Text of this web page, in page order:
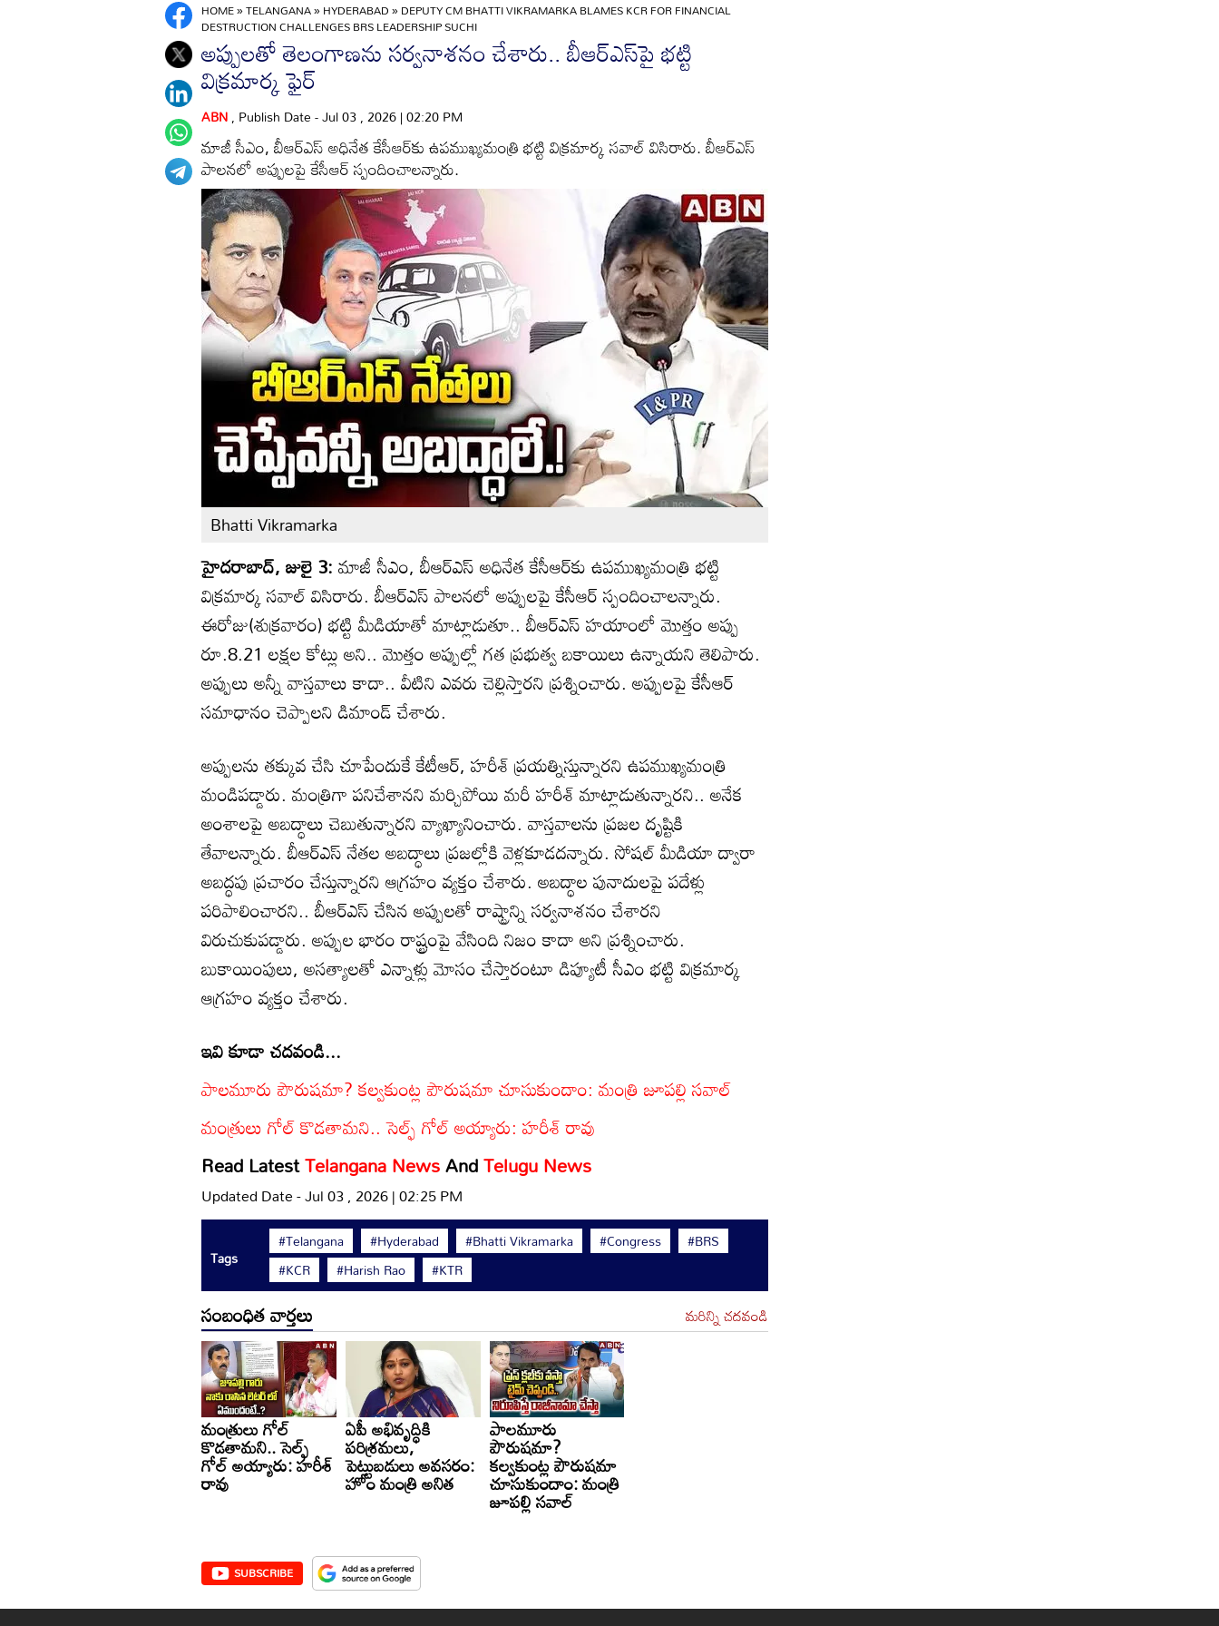
HOME»TELANGANA»HYDERABAD»DEPUTY CM BHATTI VIKRAMARKA BLAMES KCR FOR FINANCIAL
DESTRUCTION CHALLENGES BRS LEADERSHIP SUCHI
అప్పులతో తెలంగాణను సర్వనాశనం చేశారు.. బీఆర్‌ఎస్‌పై భట్టి
విక్రమార్క ఫైర్
ABN, Publish Date - Jul 03 , 2026 | 02:20 PM
మాజీ సీఎం, బీఆర్‌ఎస్ అధినేత కేసీఆర్‌కు ఉపముఖ్యమంత్రి భట్టి విక్రమార్క సవాల్ విసిరారు. బీఆర్‌ఎస్
పాలనలో అప్పులపై కేసీఆర్ స్పందించాలన్నారు.
Bhatti Vikramarka
హైదరాబాద్, జులై 3:మాజీ సీఎం, బీఆర్‌ఎస్ అధినేత కేసీఆర్‌కు ఉపముఖ్యమంత్రి భట్టి
విక్రమార్క సవాల్ విసిరారు. బీఆర్‌ఎస్ పాలనలో అప్పులపై కేసీఆర్ స్పందించాలన్నారు.
ఈరోజు(శుక్రవారం) భట్టి మీడియాతో మాట్లాడుతూ.. బీఆర్‌ఎస్ హయాంలో మొత్తం అప్పు
రూ.8.21 లక్షల కోట్లు అని.. మొత్తం అప్పుల్లో గత ప్రభుత్వ బకాయిలు ఉన్నాయని తెలిపారు.
అప్పులు అన్నీ వాస్తవాలు కాదా.. వీటిని ఎవరు చెల్లిస్తారని ప్రశ్నించారు. అప్పులపై కేసీఆర్
సమాధానం చెప్పాలని డిమాండ్ చేశారు.
అప్పులను తక్కువ చేసి చూపేందుకే కేటీఆర్‌, హరీశ్ ప్రయత్నిస్తున్నారని ఉపముఖ్యమంత్రి
మండిపడ్డారు. మంత్రిగా పనిచేశానని మర్చిపోయి మరీ హరీశ్ మాట్లాడుతున్నారని.. అనేక
అంశాలపై అబద్ధాలు చెబుతున్నారని వ్యాఖ్యానించారు. వాస్తవాలను ప్రజల దృష్టికి
తేవాలన్నారు. బీఆర్‌ఎస్ నేతల అబద్ధాలు ప్రజల్లోకి వెళ్లకూడదన్నారు. సోషల్ మీడియా ద్వారా
అబద్ధపు ప్రచారం చేస్తున్నారని ఆగ్రహం వ్యక్తం చేశారు. అబద్ధాల పునాదులపై పదేళ్లు
పరిపాలించారని.. బీఆర్‌ఎస్ చేసిన అప్పులతో రాష్ట్రాన్ని సర్వనాశనం చేశారని
విరుచుకుపడ్డారు. అప్పుల భారం రాష్ట్రంపై వేసింది నిజం కాదా అని ప్రశ్నించారు.
బుకాయింపులు, అసత్యాలతో ఎన్నాళ్లు మోసం చేస్తారంటూ డిప్యూటీ సీఎం భట్టి విక్రమార్క
ఆగ్రహం వ్యక్తం చేశారు.
ఇవి కూడా చదవండి...
పాలమూరు పౌరుషమా? కల్వకుంట్ల పౌరుషమా చూసుకుందాం: మంత్రి జూపల్లి సవాల్
మంత్రులు గోల్ కొడతామని.. సెల్ఫ్ గోల్ అయ్యారు: హరీశ్ రావు
Read LatestTelangana NewsAndTelugu News
Updated Date - Jul 03 , 2026 | 02:25 PM
Tags
#Telangana #Hyderabad #Bhatti Vikramarka #Congress
#BRS
#KCR
#Harish Rao #KTR
సంబంధిత వార్తలు మరిన్ని చదవండి
మంత్రులు గోల్
కొడతామని.. సెల్ఫ్
గోల్ అయ్యారు: హరీశ్
రావు
ఏపీ అభివృద్ధికి
పరిశ్రమలు,
పెట్టుబడులు అవసరం:
హోం మంత్రి అనిత
పాలమూరు
పౌరుషమా?
కల్వకుంట్ల పౌరుషమా
చూసుకుందాం: మంత్రి
జూపల్లి సవాల్
SUBSCRIBE